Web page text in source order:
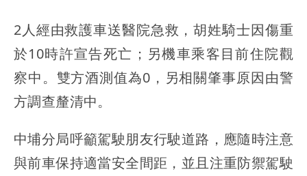
2人經由救護車送醫院急救，胡姓騎士因傷重
於10時許宣告死亡；另機車乘客目前住院觀
察中。雙方酒測值為0，另相關肇事原因由警
方調查釐清中。
中埔分局呼籲駕駛朋友行駛道路，應隨時注意
與前車保持適當安全間距，並且注重防禦駕駛